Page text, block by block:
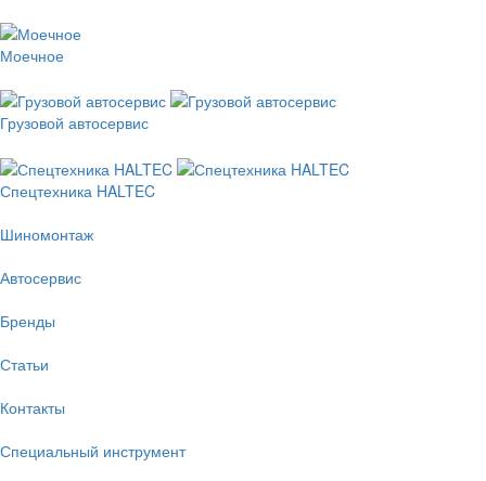
Моечное
Грузовой автосервис
Спецтехника HALTEC
Шиномонтаж
Автосервис
Бренды
Статьи
Контакты
Специальный инструмент